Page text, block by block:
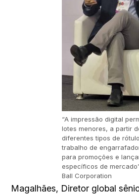
“A impressão digital
lotes menores, a partir
diferentes tipos de
trabalho de
para promoções e
específicos de
Ball Corporation
Magalhães, Diretor global